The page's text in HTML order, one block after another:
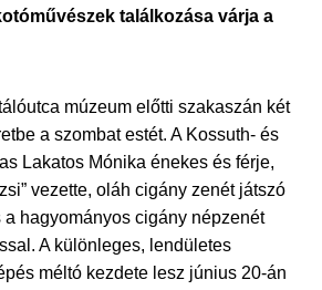
találkozása várja a
múzeum előtti szakaszán két
a szombat estét. A Kossuth- és
Lakatos Mónika énekes és férje,
vezette, oláh cigány zenét játszó
a hagyományos cigány népzenét
A különleges, lendületes
méltó kezdete lesz június 20-án